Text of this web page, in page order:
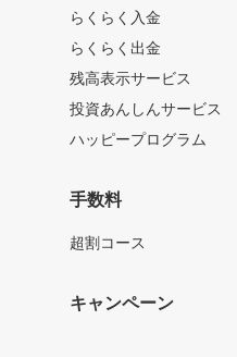
らくらく入金
らくらく出金
残高表示サービス
投資あんしんサービス
ハッピープログラム
手数料
超割コース
キャンペーン